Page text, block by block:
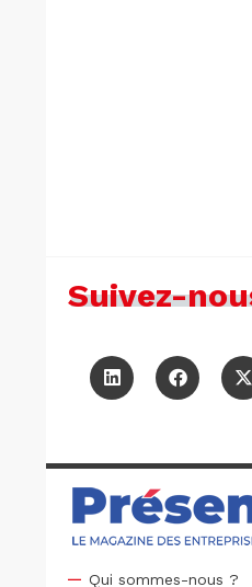
Suivez-
Qui sommes-nous ?